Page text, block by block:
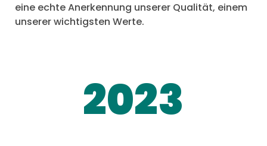
eine echte Anerkennung unserer Qualität, einem
unserer wichtigsten Werte.
2023